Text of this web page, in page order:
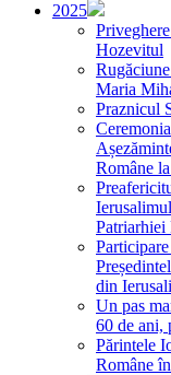
2025
Hozevitul
Maria
Praznicul
Române
Patriarhiei
din
Un pas
60 de ani,
Părintele
Române